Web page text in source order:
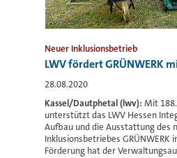
Neuer Inklusionsbetrieb
LWV fördert GRÜNWERK
28.08.2020
Kassel/Dautphetal (lwv): Mit
unterstützt das LWV Hessen
Aufbau und die Ausstattung des
Inklusionsbetriebes GRÜNWERK
Förderung hat der